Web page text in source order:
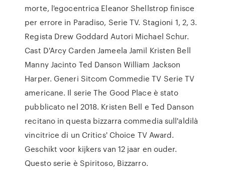
morte, l'egocentrica Eleanor Shellstrop finisce
per errore in Paradiso, Serie TV. Stagioni 1, 2, 3.
Regista Drew Goddard Autori Michael Schur.
Cast D'Arcy Carden Jameela Jamil Kristen Bell
Manny Jacinto Ted Danson William Jackson
Harper. Generi Sitcom Commedie TV Serie TV
americane. Il serie The Good Place è stato
pubblicato nel 2018. Kristen Bell e Ted Danson
recitano in questa bizzarra commedia sull'aldilà
vincitrice di un Critics' Choice TV Award.
Geschikt voor kijkers van 12 jaar en ouder.
Questo serie è Spiritoso, Bizzarro.